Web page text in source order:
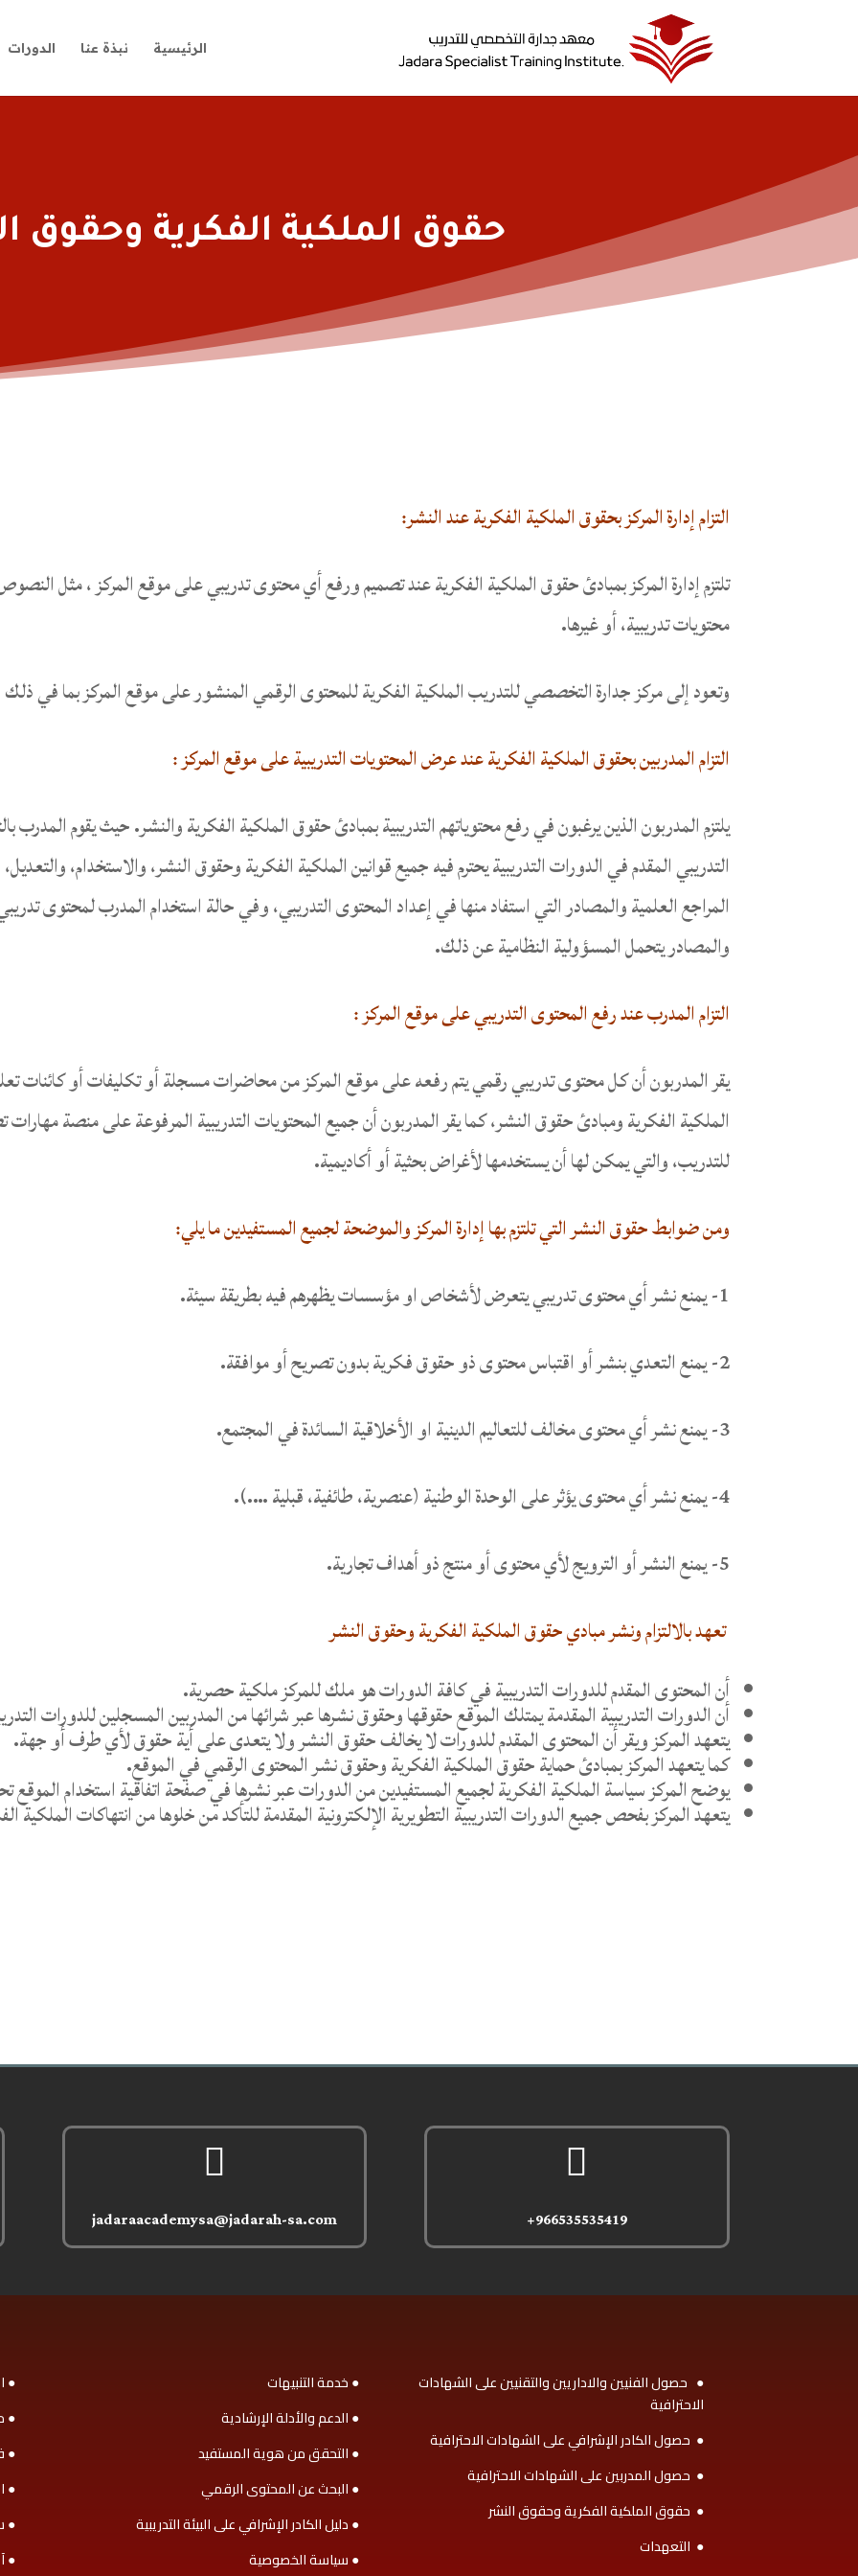
الرئيسية نبذة عنا الدورات
حقوق الملكية الفكرية وحقوق
التزام إدارة المركز بحقوق الملكية الفكرية عند النشر:
تلتزم إدارة المركز بمبادئ حقوق الملكية الفكرية عند تصميم ورفع أي محتوى تدريبي على موقع المركز ، مثل
محتويات تدريبية، أو غيرها.
وتعود إلى مركز جدارة التخصصي للتدريب الملكية الفكرية للمحتوى الرقمي المنشور على موقع المركز بما في ذلك
التزام المدربين بحقوق الملكية الفكرية عند عرض المحتويات التدريبية على موقع المركز :
يلتزم المدربون الذين يرغبون في رفع محتوياتهم التدريبية بمبادئ حقوق الملكية الفكرية والنشر. حيث يقوم المدرب
التدريبي المقدم في الدورات التدريبية يحترم فيه جميع قوانين الملكية الفكرية وحقوق النشر، والاستخدام،
المراجع العلمية والمصادر التي استفاد منها في إعداد المحتوى التدريبي، وفي حالة استخدام المدرب لمحتوى
والمصادر يتحمل المسؤولية النظامية عن ذلك.
التزام المدرب عند رفع المحتوى التدريبي على موقع المركز :
يقر المدربون أن كل محتوى تدريبي رقمي يتم رفعه على موقع المركز من محاضرات مسجلة أو تكليفات أو كائنات
الملكية الفكرية ومبادئ حقوق النشر، كما يقر المدربون أن جميع المحتويات التدريبية المرفوعة على منصة
للتدريب، والتي يمكن لها أن يستخدمها لأغراض بحثية أو أكاديمية.
ومن ضوابط حقوق النشر التي تلتزم بها إدارة المركز والموضحة لجميع المستفيدين ما يلي:
1- يمنع نشر أي محتوى تدريبي يتعرض لأشخاص او مؤسسات يظهرهم فيه بطريقة سيئة.
2- يمنع التعدي بنشر أو اقتباس محتوى ذو حقوق فكرية بدون تصريح أو موافقة.
3- يمنع نشر أي محتوى مخالف للتعاليم الدينية او الأخلاقية السائدة في المجتمع.
4- يمنع نشر أي محتوى يؤثر على الوحدة الوطنية (عنصرية، طائفية، قبلية ….).
5- يمنع النشر أو الترويج لأي محتوى أو منتج ذو أهداف تجارية.
تعهد بالالتزام ونشر مبادي حقوق الملكية الفكرية وحقوق النشر
أن المحتوى المقدم للدورات التدريبية في كافة الدورات هو ملك للمركز ملكية حصرية.
أن الدورات التدريبية المقدمة يمتلك الموقع حقوقها وحقوق نشرها عبر شرائها من المدربين المسجلين للدورات
يتعهد المركز ويقر أن المحتوى المقدم للدورات لا يخالف حقوق النشر ولا يتعدى على أية حقوق لأي طرف أو جهة.
كما يتعهد المركز بمبادئ حماية حقوق الملكية الفكرية وحقوق نشر المحتوى الرقمي في الموقع.
يوضح المركز سياسة الملكية الفكرية لجميع المستفيدين من الدورات عبر نشرها في صفحة اتفاقية استخدام
يتعهد المركز بفحص جميع الدورات التدريبية التطويرية الإلكترونية المقدمة للتأكد من خلوها من انتهاكات الملكية

jadaraacademysa@jadarah-sa.com

966535535419+
●
●
●
●
●
●
● خدمة التنبيهات
● الدعم والأدلة الإرشادية
● التحقق من هوية المستفيد
● البحث عن المحتوى الرقمي
● دليل الكادر الإشرافي على البيئة التدريبية
● سياسة الخصوصية
● حصول الفنيين والاداريين والتقنيين على الشهادات
الاحترافية
● حصول الكادر الإشرافي على الشهادات الاحترافية
● حصول المدربين على الشهادات الاحترافية
● حقوق الملكية الفكرية وحقوق النشر
● التعهدات